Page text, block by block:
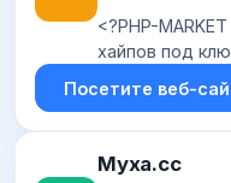
<?PHP-
хайпов под
Посетите веб-
Myxa.cc